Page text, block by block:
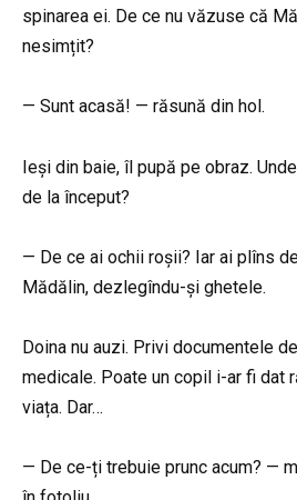
spinarea ei. De ce nu văzuse că
nesimțit?
— Sunt acasă! — răsună din hol.
Ieși din baie, îl pupă pe obraz.
de la început?
— De ce ai ochii roșii? Iar ai plîns
Mădălin, dezlegîndu-și ghetele.
Doina nu auzi. Privi documentele
medicale. Poate un copil i-ar fi dat
viața. Dar…
— De ce-ți trebuie prunc acum? —